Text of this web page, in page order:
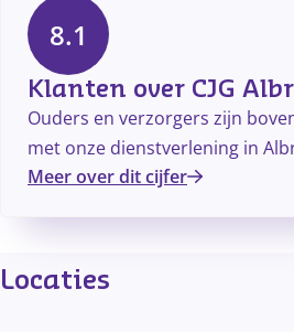
8.1
Klanten over CJG
Ouders en verzorgers zijn
met onze dienstverlening in
Meer over dit cijfer
Locaties